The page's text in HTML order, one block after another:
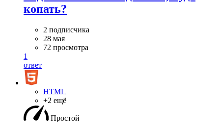
копать?
2 подписчика
28 мая
72 просмотра
1
ответ
HTML
+2 ещё
Простой